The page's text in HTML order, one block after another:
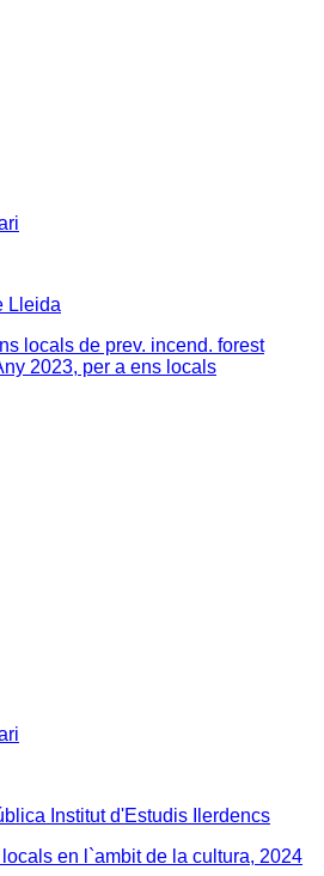
Lleida
locals de prev. incend. forest
2023, per a ens locals
Institut d'Estudis Ilerdencs
en l`ambit de la cultura, 2024